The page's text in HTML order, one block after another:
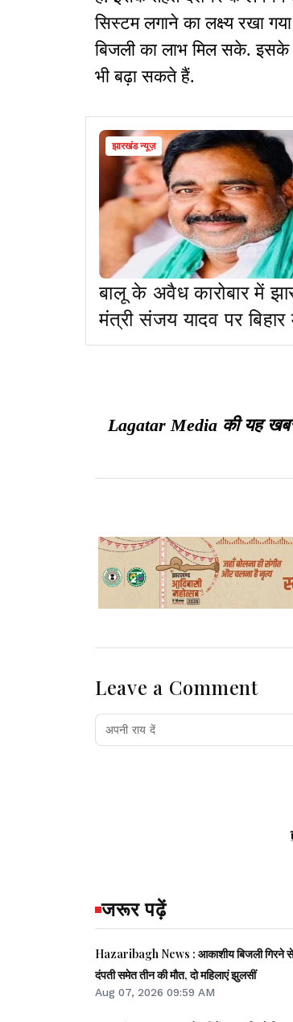
सिस्टम लगाने का लक्ष्य रखा
बिजली का लाभ मिल सके. इसके
भी बढ़ा सकते हैं.
झारखंड न्यूज़
बालू के अवैध कारोबार में
मंत्री संजय यादव पर
तय
Lagatar Media की यह
Leave a Comment
जरूर पढ़ें
Hazaribagh News : आकाशीय बिजली गिरने से
दंपती समेत तीन की मौत, दो महिलाएं झुलसीं
Aug 07, 2026 09:59 AM